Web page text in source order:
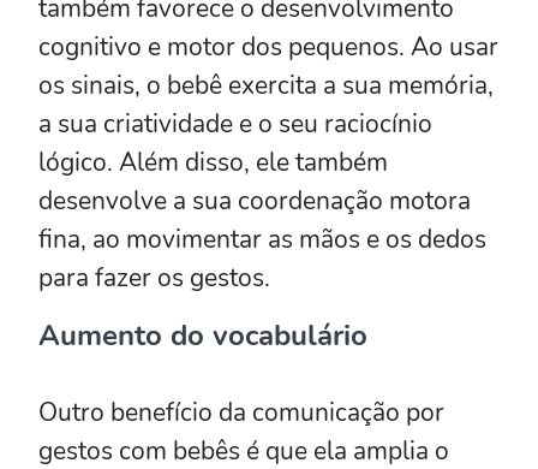
também favorece o desenvolvimento
cognitivo e motor dos pequenos. Ao usar
os sinais, o bebê exercita a sua memória,
a sua criatividade e o seu raciocínio
lógico. Além disso, ele também
desenvolve a sua coordenação motora
fina, ao movimentar as mãos e os dedos
para fazer os gestos.
Aumento do vocabulário
Outro benefício da comunicação por
gestos com bebês é que ela amplia o